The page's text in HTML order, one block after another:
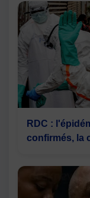
RDC :
confirmés, la